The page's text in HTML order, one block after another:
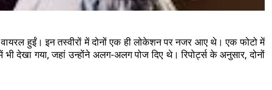
हुईं। इन तस्वीरों में दोनों एक ही लोकेशन पर नजर आए थे। एक फोटो में
देखा गया, जहां उन्होंने अलग-अलग पोज दिए थे। रिपोर्ट्स के अनुसार, दोनों